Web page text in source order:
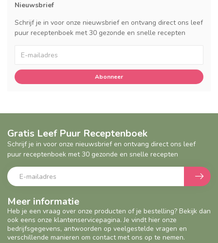
Nieuwsbrief
Schrijf je in voor onze nieuwsbrief en ontvang direct ons leef
puur receptenboek met 30 gezonde en snelle recepten
Abonneer
Meer informatie
Heb je een vraag over onze producten of je bestelling? Bekijk dan
ook eens onze klantenservicepagina. Je vindt hier onze
bedrijfsgegevens, antwoorden op veelgestelde vragen en
verschillende manieren om contact met ons op te nemen.
Gratis Leef Puur Receptenboek
Schrijf je in voor onze nieuwsbrief en ontvang direct ons leef
puur receptenboek met 30 gezonde en snelle recepten